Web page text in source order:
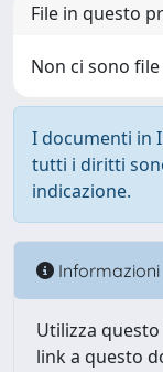
File in questo
Non ci sono
I documenti in
tutti i diritti
indicazione.
Informazioni
Utilizza
link a questo